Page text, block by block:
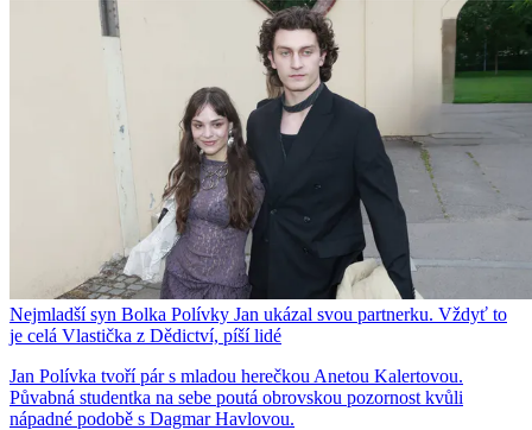
Nejmladší syn Bolka Polívky Jan ukázal svou partnerku. Vždyť to
je celá Vlastička z Dědictví, píší lidé
Jan Polívka tvoří pár s mladou herečkou Anetou Kalertovou.
Půvabná studentka na sebe poutá obrovskou pozornost kvůli
nápadné podobě s Dagmar Havlovou.